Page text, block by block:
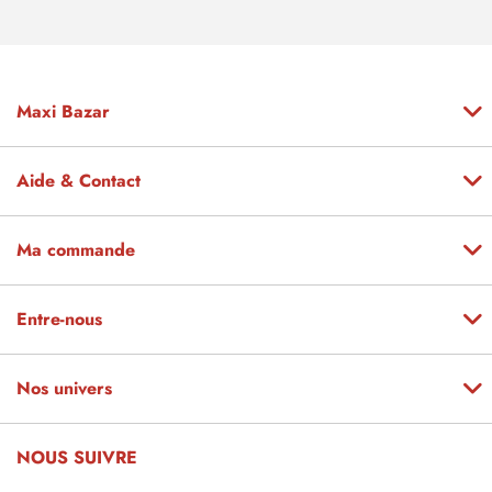
Maxi Bazar
Aide & Contact
Ma commande
Entre-nous
Nos univers
NOUS SUIVRE